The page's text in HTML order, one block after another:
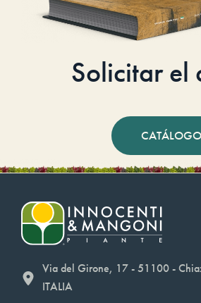
Solicitar el
Via del Girone, 17 - 51100 -
ITALIA